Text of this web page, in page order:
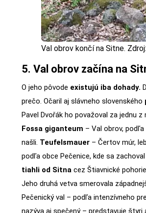
Val obrov končí na Sitne.
5. Val obrov začína na
O jeho pôvode existujú iba dohady.
prečo. Očaril aj slávneho slovenského
Pavel Dvořák ho považoval za jednu
Fossa giganteum – Val obrov,
našli. Teufelsmauer– Čertov múr,
podľa obce Pečenice, kde sa
tiahli od Sitnacez Štiavnické
Jeho druhá vetva smerovala
Pečenický val – podľa intenzívneho
nazýva aj spečený – predstavuje